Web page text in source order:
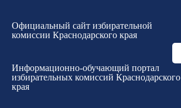
Официальный сайт избирательной
комиссии Краснодарского края
Информационно-обучающий портал
избирательных комиссий Краснодарского
края